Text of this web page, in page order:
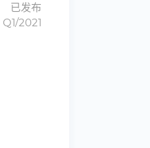
已发布
Q1/2021